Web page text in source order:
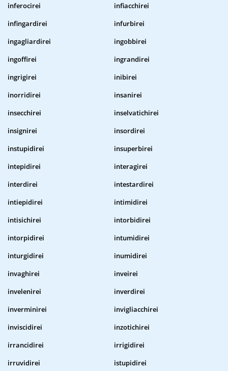
inferocirei
infiacchirei
infingardirei
infurbirei
ingagliardirei
ingobbirei
ingoffirei
ingrandirei
ingrigirei
inibirei
inorridirei
insanirei
insecchirei
inselvatichirei
insignirei
insordirei
instupidirei
insuperbirei
intepidirei
interagirei
interdirei
intestardirei
intiepidirei
intimidirei
intisichirei
intorbidirei
intorpidirei
intumidirei
inturgidirei
inumidirei
invaghirei
inveirei
invelenirei
inverdirei
inverminirei
invigliacchirei
inviscidirei
inzotichirei
irrancidirei
irrigidirei
irruvidirei
istupidirei